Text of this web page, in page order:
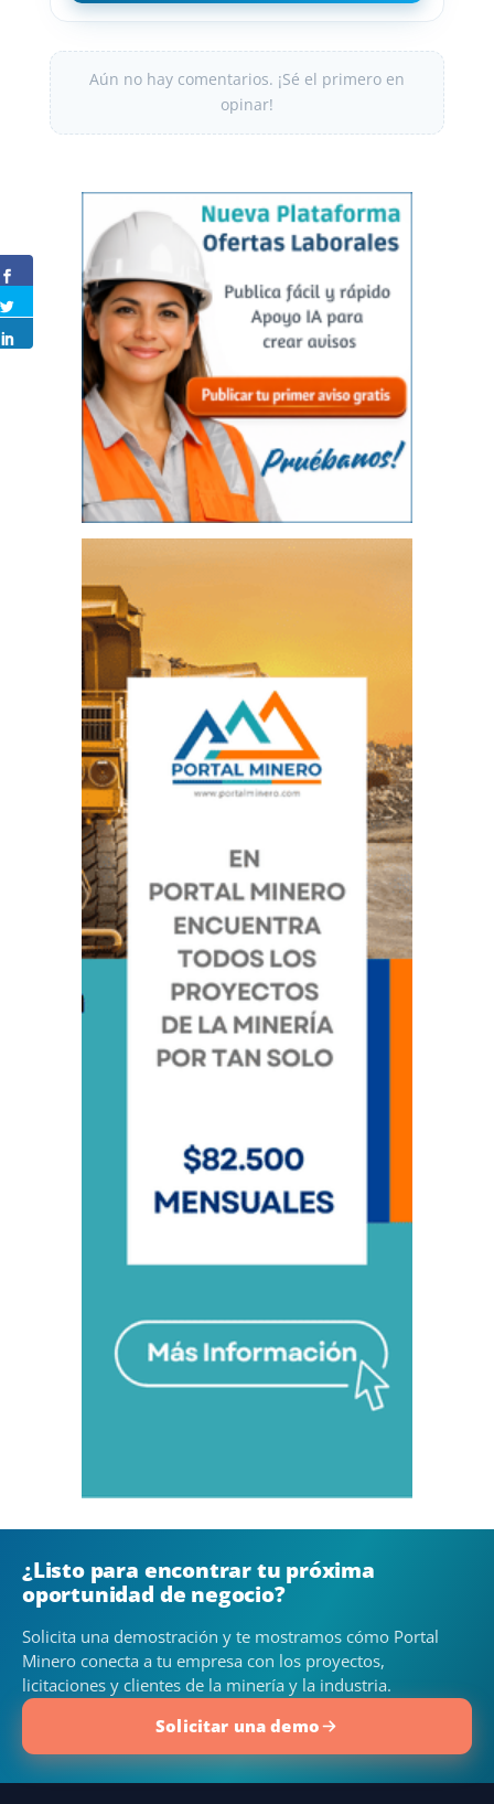
Aún no hay comentarios. ¡Sé el primero en
opinar!
¿Listo para encontrar tu próxima
oportunidad de negocio?
Solicita una demostración y te mostramos cómo Portal
Minero conecta a tu empresa con los proyectos,
licitaciones y clientes de la minería y la industria.
Solicitar una demo